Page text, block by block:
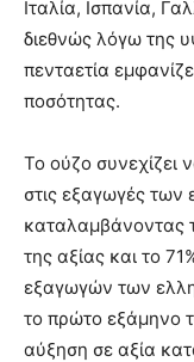
Ιταλία, Ισπανία,
διεθνώς λόγω της
πενταετία
ποσότητας.
Το ούζο συνεχίζει
στις εξαγωγές
καταλαμβάνοντας
της αξίας και το
εξαγωγών των
το πρώτο εξάμηνο
αύξηση σε αξία